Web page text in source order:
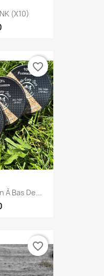
(X10)
À Bas De...
favorite_border
favorite_border